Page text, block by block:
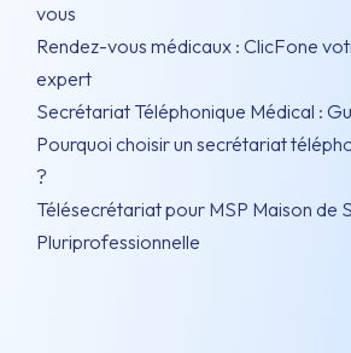
vous
Rendez-vous médicaux : ClicFone
expert
Secrétariat Téléphonique Médical :
Pourquoi choisir un secrétariat
?
Télésecrétariat pour MSP Maison de
Pluriprofessionnelle